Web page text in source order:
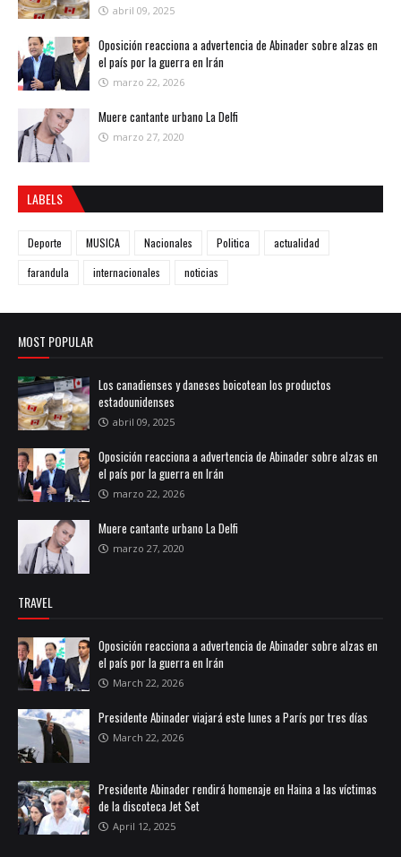
abril 09, 2025
Oposición reacciona a advertencia de Abinader sobre alzas en
el país por la guerra en Irán
marzo 22, 2026
Muere cantante urbano La Delfi
marzo 27, 2020
LABELS
Deporte MUSICA Nacionales Politica
actualidad
farandula
internacionales noticias
MOST POPULAR
Los canadienses y daneses boicotean los productos
estadounidenses
abril 09, 2025
Oposición reacciona a advertencia de Abinader sobre alzas en
el país por la guerra en Irán
marzo 22, 2026
Muere cantante urbano La Delfi
marzo 27, 2020
TRAVEL
Oposición reacciona a advertencia de Abinader sobre alzas en
el país por la guerra en Irán
March 22, 2026
Presidente Abinader viajará este lunes a París por tres días
March 22, 2026
Presidente Abinader rendirá homenaje en Haina a las víctimas
de la discoteca Jet Set
April 12, 2025